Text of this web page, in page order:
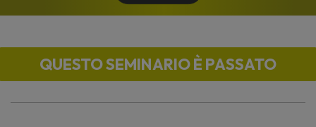
QUESTO SEMINARIO È PASSATO